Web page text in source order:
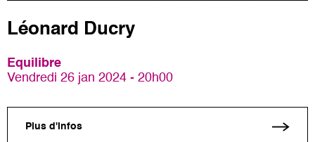
Léonard Ducry
Equilibre
Vendredi 26 jan 2024 - 20h00
Plus d'infos